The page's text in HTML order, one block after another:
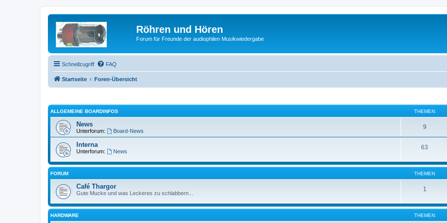
Röhren und Hören
Forum für Freunde der audiophilen Musikwiedergabe
Schnellzugriff FAQ
Startseite Foren-Übersicht
ALLGEMEINE BOARDINFOS THEMEN
News
Unterforum: Board-News
9
Interna
Unterforum: News
63
FORUM THEMEN
Café Thargor
Gute Mucke und was Leckeres zu schlabbern...
1
HARDWARE THEMEN